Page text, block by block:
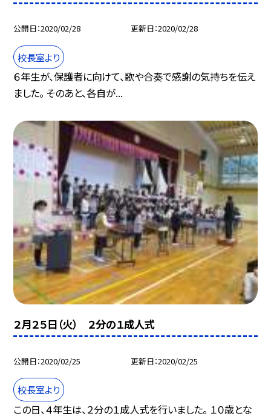
公開日 2020/02/28 更新日 2020/02/28
校長室より
６年生が、保護者に向けて、歌や合奏で感謝の気持ちを伝え
ました。 そのあと、各自が...
２月２５日（火） ２分の１成人式
公開日 2020/02/25 更新日 2020/02/25
校長室より
この日、４年生は、２分の１成人式を行いました。 １０歳とな